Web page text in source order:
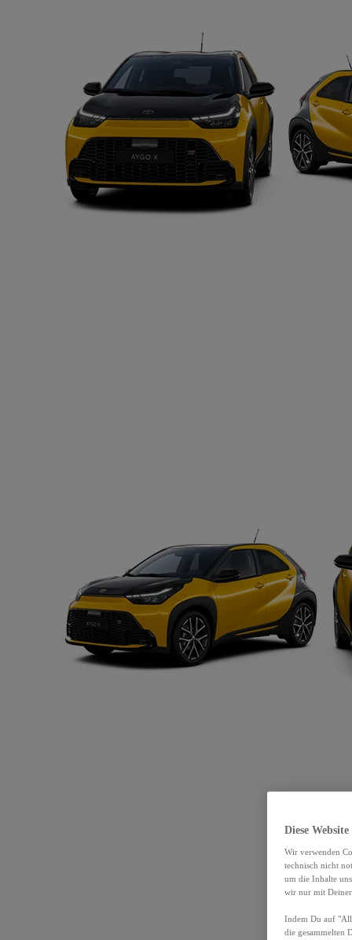
Diese
Wir verwenden
technisch nicht
um die Inhalte
wir nur mit
Indem Du auf
die gesammelten